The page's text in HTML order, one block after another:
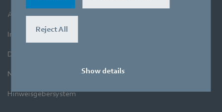
Reject All
Show details
AGB
Impressum
Datenschutz
Newsletter
Hinweisgebersystem